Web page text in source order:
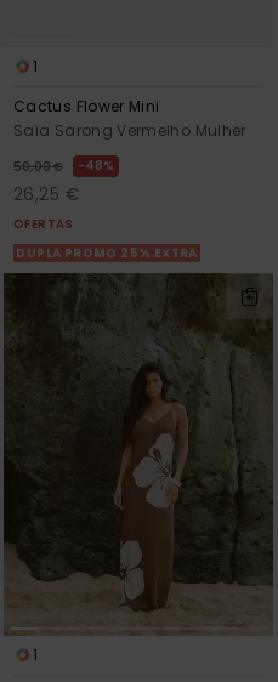
1
Cactus Flower Mini
Saia Sarong Vermelho Mulher
50,00 € 48%
26,25 €
OFERTAS
DUPLA PROMO 25% EXTRA
1